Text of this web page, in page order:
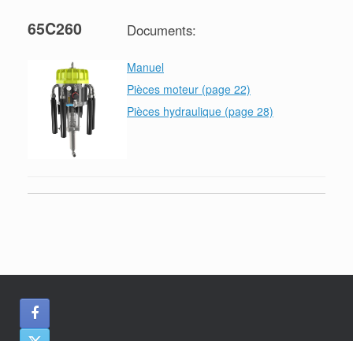
65C260 Documents:
Manuel
Pièces moteur (page 22)
Pièces hydraulique (page 28)